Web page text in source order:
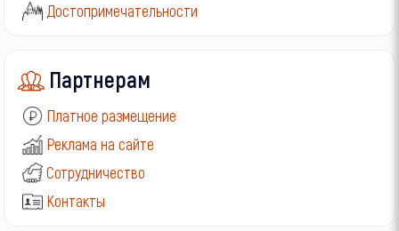
Достопримечательности
Партнерам
Платное размещение
Реклама на сайте
Сотрудничество
Контакты